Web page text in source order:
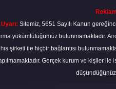
Sitemiz, 5651 Sayılı Kanun
yükümlülüğümüz bulunmamaktadır.
şirketi ile hiçbir bağlantısı
Gerçek kurum ve kişiler